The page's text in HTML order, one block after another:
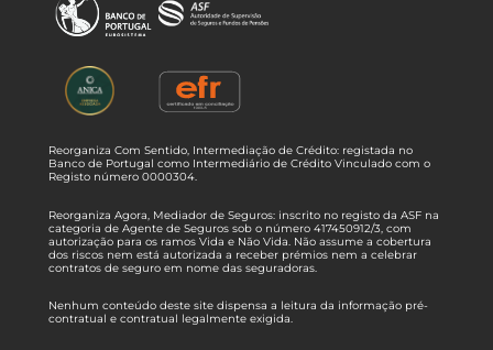
Reorganiza Com Sentido, Intermediação de Crédito: registada no
Banco de Portugal como Intermediário de Crédito Vinculado com o
Registo número 0000304.
Reorganiza Agora, Mediador de Seguros: inscrito no registo da ASF na
categoria de Agente de Seguros sob o número 417450912/3, com
autorização para os ramos Vida e Não Vida. Não assume a cobertura
dos riscos nem está autorizada a receber prémios nem a celebrar
contratos de seguro em nome das seguradoras.
Nenhum conteúdo deste site dispensa a leitura da informação pré-
contratual e contratual legalmente exigida.